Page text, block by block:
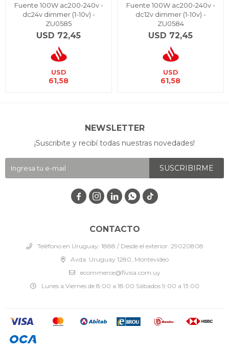
Fuente 100W ac200-240v -
dc24v dimmer (1-10v) -
ZU0585
USD 72,45
USD
61,58
Fuente 100W ac200-240v -
dc12v dimmer (1-10v) -
ZU0584
USD 72,45
USD
61,58
CONTACTO
Teléfono en Uruguay: 1888 / Desde el exterior: 29020808
Avda. Uruguay 1280, Montevideo
ecommerce@fivisa.com.uy
Lunes a Viernes de 8:00 a 18:00 Sábados 9:00 a 13:00
NEWSLETTER
¡Suscribite y recibí todas nuestras novedades!
SUSCRIBIRME
   